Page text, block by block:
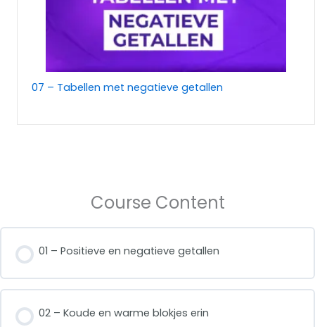
07 – Tabellen met negatieve getallen
Course Content
01 – Positieve en negatieve getallen
02 – Koude en warme blokjes erin